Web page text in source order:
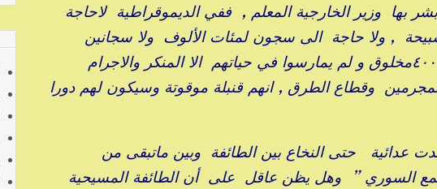
بها وزير الخارجية المعلم , ففي الديموقراطية لاحاجة
, ولا حاجة الى سجون لمئات الألوف ولا سجانين
واختصاصيين بالتعذيب والقمع , عددهم حوالي ٤٠٠٠٠٠مخلوق و لم يمارسوا في حياتهم الا المنكر والاجرام
وقطاع الطرق , انهم قنبلة موقوتة وسيكون لهم دورا
عدائية حتى النخاع بين الطائفة وبين ماتبقى من
السوري ” وهل يظن عاقل على أن الطائفة المسيحية